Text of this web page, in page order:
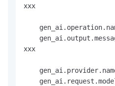
xxx
xxx